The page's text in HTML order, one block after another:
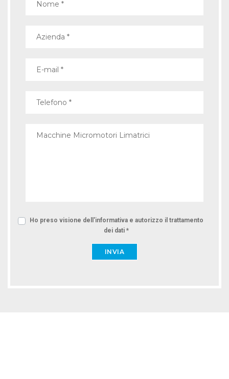
Ho preso visione dell'informativa e autorizzo il trattamento
dei dati *